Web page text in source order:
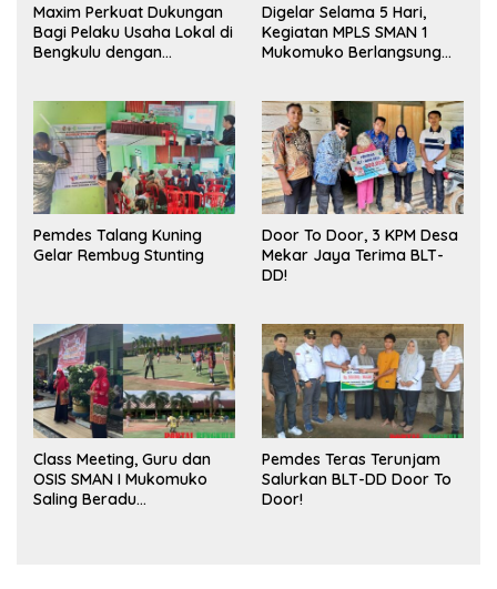
Maxim Perkuat Dukungan
Bagi Pelaku Usaha Lokal di
Bengkulu dengan
Pasar
Digelar Selama 5 Hari,
Kegiatan MPLS SMAN 1
Mukomuko Berlangsung
Pemdes Talang Kuning
Gelar Rembug Stunting
Door To Door, 3 KPM Desa
Mekar Jaya Terima BLT-
DD!
Class Meeting, Guru dan
OSIS SMAN I Mukomuko
Saling Beradu
Pemdes Teras Terunjam
Salurkan BLT-DD Door To
Door!